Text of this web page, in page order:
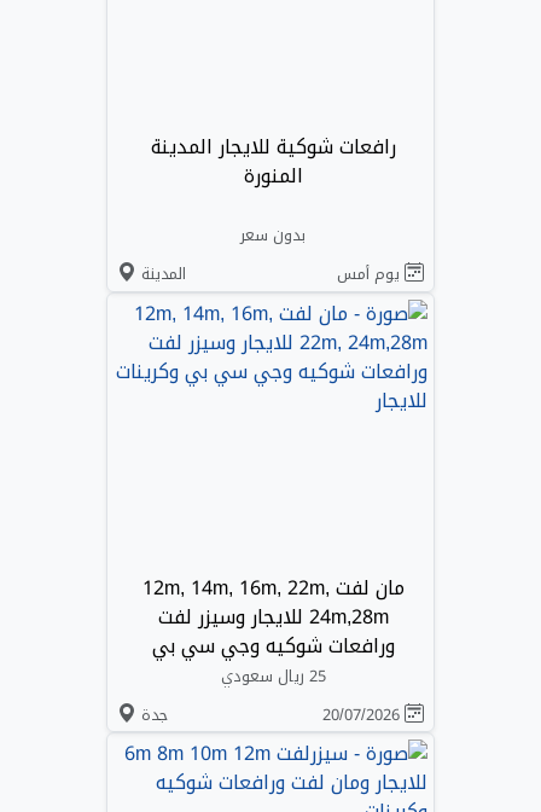
رافعات شوكية للايجار المدينة
المنورة
بدون سعر
يوم أمس
المدينة
مان لفت 12m, 14m, 16m, 22m,
24m,28m للايجار وسيزر لفت
ورافعات شوكيه وجي سي بي
25 ريال سعودي
جدة